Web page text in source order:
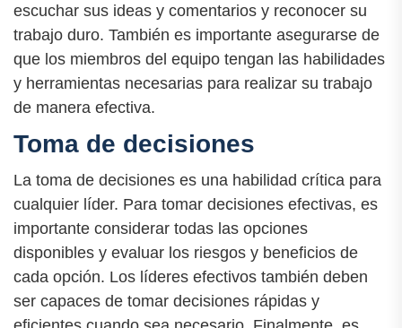
escuchar sus ideas y comentarios y reconocer su
trabajo duro. También es importante asegurarse de
que los miembros del equipo tengan las habilidades
y herramientas necesarias para realizar su trabajo
de manera efectiva.
Toma de decisiones
La toma de decisiones es una habilidad crítica para
cualquier líder. Para tomar decisiones efectivas, es
importante considerar todas las opciones
disponibles y evaluar los riesgos y beneficios de
cada opción. Los líderes efectivos también deben
ser capaces de tomar decisiones rápidas y